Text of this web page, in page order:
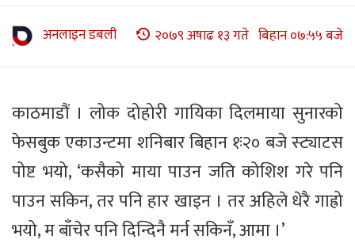
अनलाइन डबली २०७९ अषाढ १३ गते बिहान ०७:५५ बजे
काठमाडौं । लोक दोहोरी गायिका दिलमाया सुनारको
फेसबुक एकाउन्टमा शनिबार बिहान १ः२० बजे स्ट्याटस
पोष्ट भयो, ‘कसैको माया पाउन जति कोशिश गरे पनि
पाउन सकिन, तर पनि हार खाइन । तर अहिले धेरै गाह्रो
भयो, म बाँचेर पनि दिन्दिनै मर्न सकिनँ, आमा ।’